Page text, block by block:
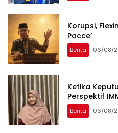
Korupsi,
Pacce’
Berita 06/08/
Ketika
Perspektif
Berita 06/08/